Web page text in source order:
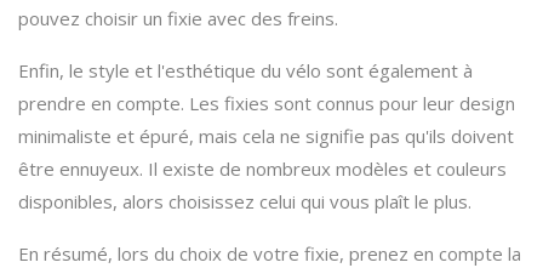
pouvez choisir un fixie avec des freins.
Enfin, le style et l'esthétique du vélo sont également à
prendre en compte. Les fixies sont connus pour leur design
minimaliste et épuré, mais cela ne signifie pas qu'ils doivent
être ennuyeux. Il existe de nombreux modèles et couleurs
disponibles, alors choisissez celui qui vous plaît le plus.
En résumé, lors du choix de votre fixie, prenez en compte la